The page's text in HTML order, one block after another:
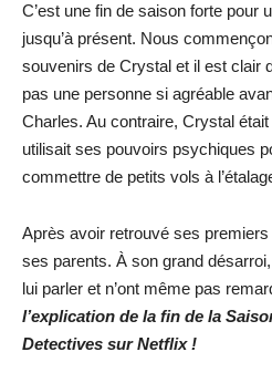
C’est une fin de saison forte pour
jusqu’à présent. Nous
souvenirs de Crystal et il est clair
pas une personne si agréable
Charles. Au contraire, Crystal
utilisait ses pouvoirs psychiques
commettre de petits vols à
Après avoir retrouvé ses
ses parents. À son grand
lui parler et n’ont même pas
l’explication de la fin de la
Detectives sur Netflix !